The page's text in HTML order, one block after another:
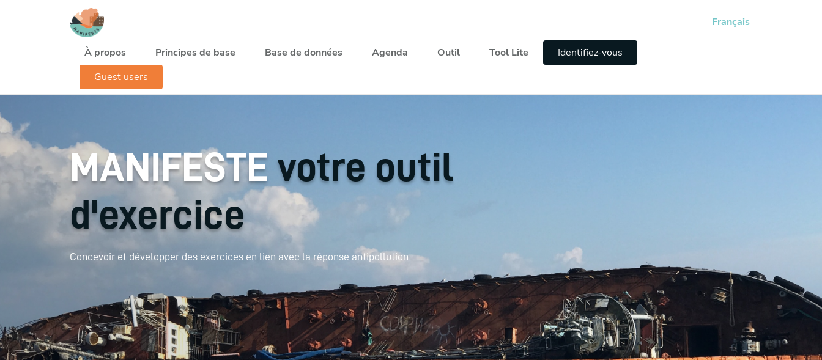
Aller au contenu principal
Navegación principal
À propos Principes de base Base de données Agenda Outil Tool Lite
Identifiez-vous
Guest users
Français
MANIFESTE votre outil
d'exercice
Concevoir et développer des exercices en lien avec la réponse antipollution